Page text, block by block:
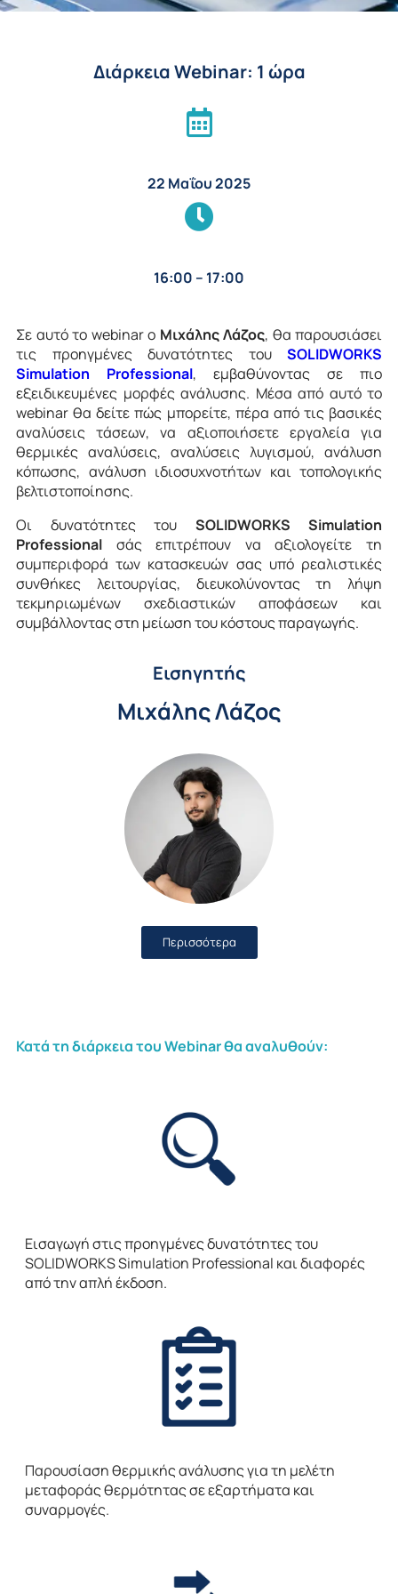
Διάρκεια Webinar: 1 ώρα
22 Μαΐου 2025
16:00 – 17:00
Σε αυτό το webinar o Μιχάλης Λάζος, θα παρουσιάσει
τις προηγμένες δυνατότητες του SOLIDWORKS
Simulation Professional, εμβαθύνοντας σε πιο
εξειδικευμένες μορφές ανάλυσης. Μέσα από αυτό το
webinar θα δείτε πώς μπορείτε, πέρα από τις βασικές
αναλύσεις τάσεων, να αξιοποιήσετε εργαλεία για
θερμικές αναλύσεις, αναλύσεις λυγισμού, ανάλυση
κόπωσης, ανάλυση ιδιοσυχνοτήτων και τοπολογικής
βελτιστοποίησης.
Οι δυνατότητες του SOLIDWORKS Simulation
Professional σάς επιτρέπουν να αξιολογείτε τη
συμπεριφορά των κατασκευών σας υπό ρεαλιστικές
συνθήκες λειτουργίας, διευκολύνοντας τη λήψη
τεκμηριωμένων σχεδιαστικών αποφάσεων και
συμβάλλοντας στη μείωση του κόστους παραγωγής.
Εισηγητής
Μιχάλης Λάζος
Περισσότερα
Κατά τη διάρκεια του Webinar θα αναλυθούν:
Εισαγωγή στις προηγμένες δυνατότητες του
SOLIDWORKS Simulation Professional και διαφορές
από την απλή έκδοση.
Παρουσίαση θερμικής ανάλυσης για τη μελέτη
μεταφοράς θερμότητας σε εξαρτήματα και
συναρμογές.